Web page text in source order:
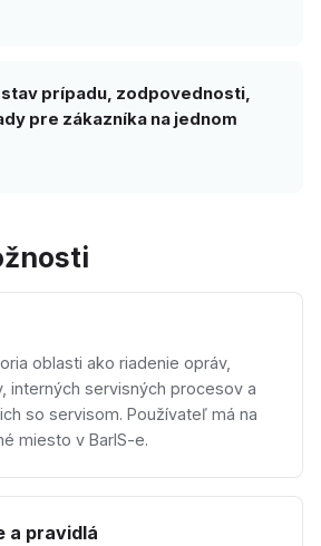
prípadu, zodpovednosti,
pre zákazníka na jednom
oblasti ako riadenie opráv,
interných servisných procesov a
so servisom. Používateľ má na
miesto v BarIS-e.
a pravidlá